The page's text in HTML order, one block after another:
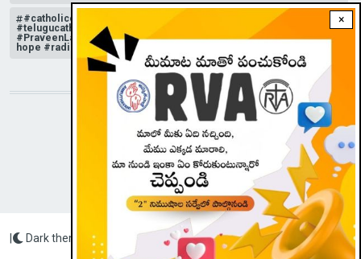
×
#catholicchurchnews #catholictelugu #telugucatholic
#telugucatholicchurch #radioveritasasia #rvatelugu
#PraveenLakkisetti #reflection #advent #christmas #messageof
hope #radioveritas #rvatelugu #viral #insta
STAY CONNECTED WITH US!
Radio Veritas Asia © 2023
Dark theme